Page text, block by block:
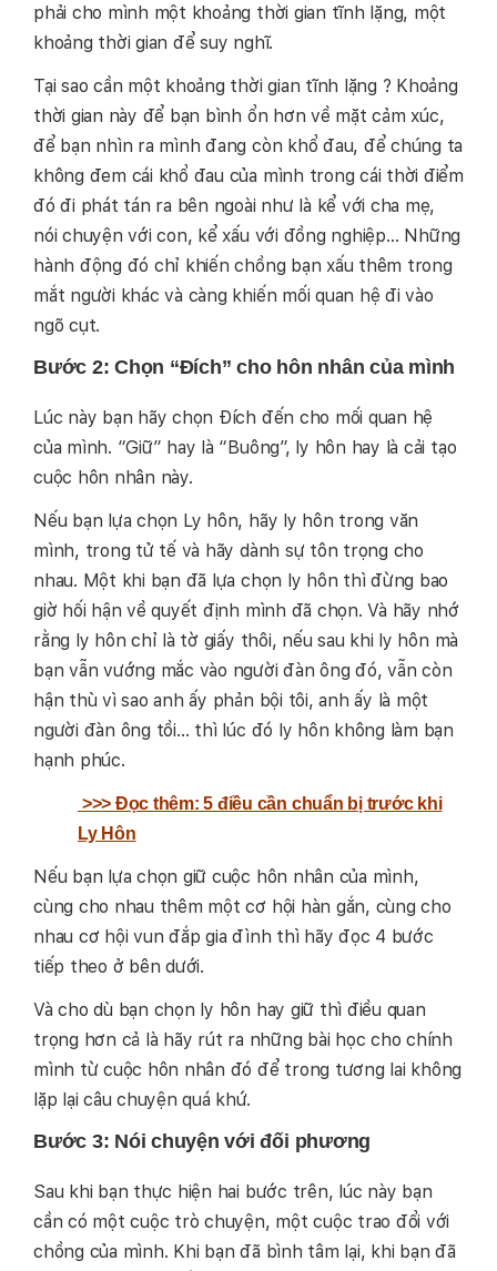
phải cho mình một khoảng thời gian tĩnh lặng, một
khoảng thời gian để suy nghĩ.
Tại sao cần một khoảng thời gian tĩnh lặng ? Khoảng
thời gian này để bạn bình ổn hơn về mặt cảm xúc,
để bạn nhìn ra mình đang còn khổ đau, để chúng ta
không đem cái khổ đau của mình trong cái thời điểm
đó đi phát tán ra bên ngoài như là kể với cha mẹ,
nói chuyện với con, kể xấu với đồng nghiệp… Những
hành động đó chỉ khiến chồng bạn xấu thêm trong
mắt người khác và càng khiến mối quan hệ đi vào
ngõ cụt.
Bước 2: Chọn “Đích” cho hôn nhân của mình
Lúc này bạn hãy chọn Đích đến cho mối quan hệ
của mình. “Giữ” hay là “Buông”, ly hôn hay là cải tạo
cuộc hôn nhân này.
Nếu bạn lựa chọn Ly hôn, hãy ly hôn trong văn
mình, trong tử tế và hãy dành sự tôn trọng cho
nhau. Một khi bạn đã lựa chọn ly hôn thì đừng bao
giờ hối hận về quyết định mình đã chọn. Và hãy nhớ
rằng ly hôn chỉ là tờ giấy thôi, nếu sau khi ly hôn mà
bạn vẫn vướng mắc vào người đàn ông đó, vẫn còn
hận thù vì sao anh ấy phản bội tôi, anh ấy là một
người đàn ông tồi… thì lúc đó ly hôn không làm bạn
hạnh phúc.
>>> Đọc thêm: 5 điều cần chuẩn bị trước khi
Ly Hôn
Nếu bạn lựa chọn giữ cuộc hôn nhân của mình,
cùng cho nhau thêm một cơ hội hàn gắn, cùng cho
nhau cơ hội vun đắp gia đình thì hãy đọc 4 bước
tiếp theo ở bên dưới.
Và cho dù bạn chọn ly hôn hay giữ thì điều quan
trọng hơn cả là hãy rút ra những bài học cho chính
mình từ cuộc hôn nhân đó để trong tương lai không
lặp lại câu chuyện quá khứ.
Bước 3: Nói chuyện với đối phương
Sau khi bạn thực hiện hai bước trên, lúc này bạn
cần có một cuộc trò chuyện, một cuộc trao đổi với
chồng của mình. Khi bạn đã bình tâm lại, khi bạn đã